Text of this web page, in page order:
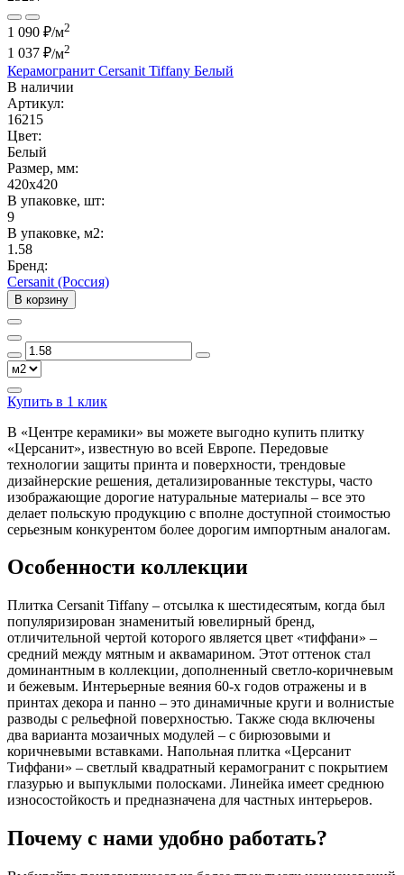
1 090 ₽/м2
1 037 ₽/м2
Керамогранит Cersanit Tiffany Белый
В наличии
Артикул:
16215
Цвет:
Белый
Размер, мм:
420x420
В упаковке, шт:
9
В упаковке, м2:
1.58
Бренд:
Cersanit (Россия)
В корзину
Купить в 1 клик
В «Центре керамики» вы можете выгодно купить плитку
«Церсанит», известную во всей Европе. Передовые
технологии защиты принта и поверхности, трендовые
дизайнерские решения, детализированные текстуры, часто
изображающие дорогие натуральные материалы – все это
делает польскую продукцию с вполне доступной стоимостью
серьезным конкурентом более дорогим импортным аналогам.
Особенности коллекции
Плитка Cersanit Tiffany – отсылка к шестидесятым, когда был
популяризирован знаменитый ювелирный бренд,
отличительной чертой которого является цвет «тиффани» –
средний между мятным и аквамарином. Этот оттенок стал
доминантным в коллекции, дополненный светло-коричневым
и бежевым. Интерьерные веяния 60-х годов отражены и в
принтах декора и панно – это динамичные круги и волнистые
разводы с рельефной поверхностью. Также сюда включены
два варианта мозаичных модулей – с бирюзовыми и
коричневыми вставками. Напольная плитка «Церсанит
Тиффани» – светлый квадратный керамогранит с покрытием
глазурью и выпуклыми полосками. Линейка имеет среднюю
износостойкость и предназначена для частных интерьеров.
Почему с нами удобно работать?